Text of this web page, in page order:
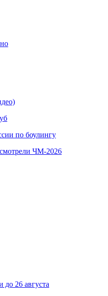
по боулингу
ЧМ-2026
до 26 августа